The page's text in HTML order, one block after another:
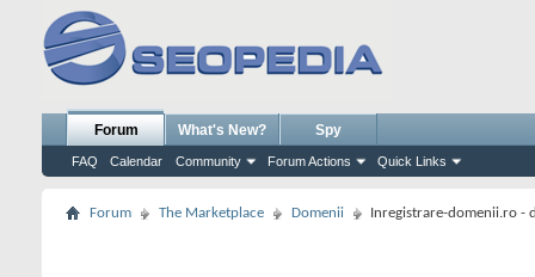
Forum
FAQ Calendar Community Forum Actions Quick Links
What's New? Spy
Forum The Marketplace Domenii Inregistrare-domenii.ro -